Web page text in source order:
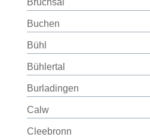
Bruchsal
Buchen
Bühl
Bühlertal
Burladingen
Calw
Cleebronn